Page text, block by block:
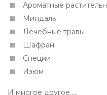
Ароматные
Миндаль
Лечебные травы
Шафран
Специи
Изюм
И многое другое.....